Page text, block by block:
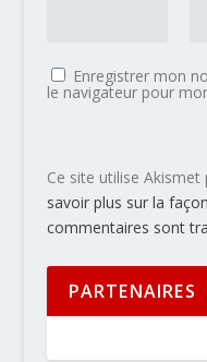
Enregistrer mon
le navigateur pour
Ce site utilise Akismet
savoir plus sur la
commentaires sont
PARTENAIRES